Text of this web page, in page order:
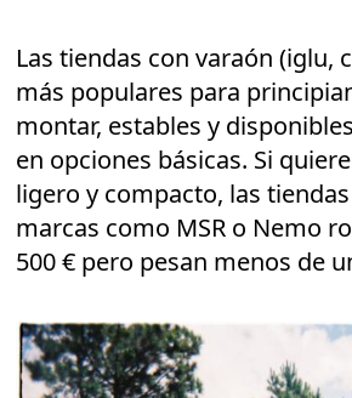
Las tiendas con varaón (iglu,
más populares para
montar, estables y
en opciones básicas. Si
ligero y compacto, las
marcas como MSR o Nemo
500 € pero pesan menos de